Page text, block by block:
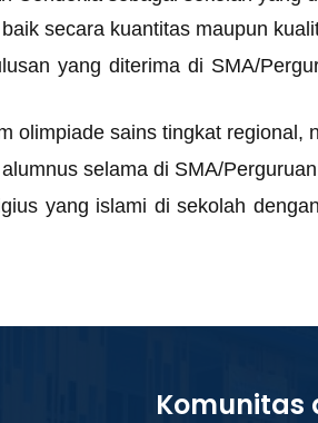
secara kuantitas maupun
yang diterima di SMA/
olimpiade sains tingkat regional,
selama di SMA/
yang islami di sekolah
Komunitas